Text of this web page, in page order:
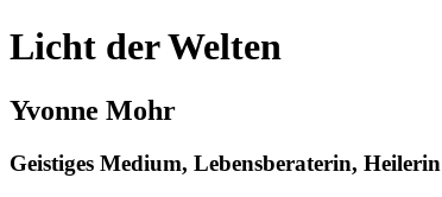
Licht der Welten
Yvonne Mohr
Geistiges Medium, Lebensberaterin, Heilerin